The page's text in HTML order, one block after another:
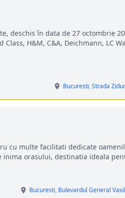
deschis în data de 27 octombrie
H&M, C&A, Deichmann, LC
Bucuresti,Strada
cu multe facilitati dedicate
inima orasului, destinatia ideala
Bucuresti, Bulevardul General